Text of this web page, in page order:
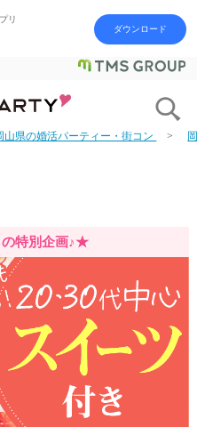
リ
ダウンロード
山県の婚活パーティー・街コン
特別企画♪★